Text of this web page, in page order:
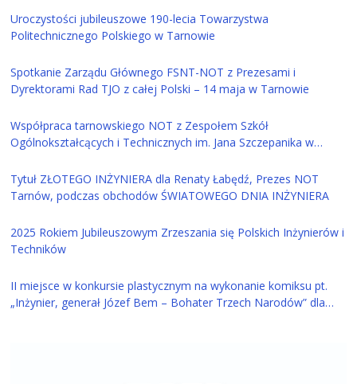
Uroczystości jubileuszowe 190-lecia Towarzystwa
Politechnicznego Polskiego w Tarnowie
Spotkanie Zarządu Głównego FSNT-NOT z Prezesami i
Dyrektorami Rad TJO z całej Polski – 14 maja w Tarnowie
Współpraca tarnowskiego NOT z Zespołem Szkół
Ogólnokształcących i Technicznych im. Jana Szczepanika w
Tytuł ZŁOTEGO INŻYNIERA dla Renaty Łabędź, Prezes NOT
Tarnów, podczas obchodów ŚWIATOWEGO DNIA INŻYNIERA
2025 Rokiem Jubileuszowym Zrzeszania się Polskich Inżynierów i
Techników
II miejsce w konkursie plastycznym na wykonanie komiksu pt.
„Inżynier, generał Józef Bem – Bohater Trzech Narodów” dla